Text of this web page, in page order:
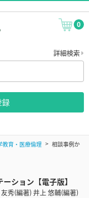
0
詳細検索
録
教育・医療倫理
相談事例か
ション【電子版】
秀(編著) 井上 悠輔(編著)